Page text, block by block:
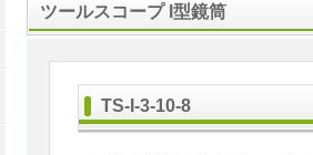
ツールスコープ I型鏡筒
TS-I-3-10-8